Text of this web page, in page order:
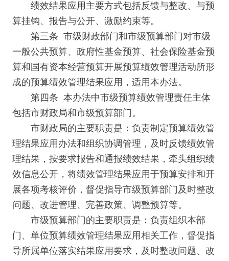
绩效结果应用主要方式包括反馈与整改、与预
算挂钩、报告与公开、激励约束等。
第三条 市级财政部门和市级预算部门对市级
一般公共预算、政府性基金预算、社会保险基金预
算和国有资本经营预算开展预算绩效管理活动所形
成的预算绩效管理结果应用，适用本办法。
第四条 本办法中市级预算绩效管理责任主体
包括市财政局和市级预算部门。
市财政局的主要职责是：负责制定预算绩效管
理结果应用办法和组织协调管理，及时反馈绩效管
理结果，按要求报告和通报绩效结果，牵头组织绩
效信息公开，将绩效管理结果应用于预算安排和开
展各项考核评价，督促指导市级预算部门及时整改
问题、改进管理、完善政策、调整预算等。
市级预算部门的主要职责是：负责组织本部
门、单位预算绩效管理结果应用相关工作，督促指
导所属单位落实结果应用要求，及时整改问题、改